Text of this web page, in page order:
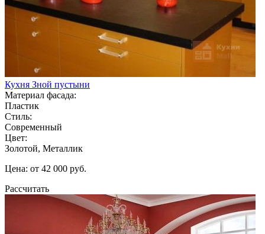
Кухня Зной пустыни
Материал фасада:
Пластик
Стиль:
Современный
Цвет:
Золотой, Металлик
Цена: от 42 000 руб.
Рассчитать